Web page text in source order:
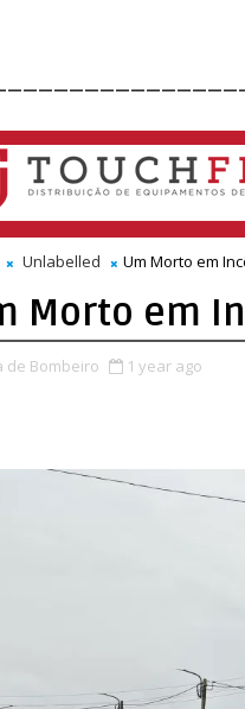
Unlabelled Um Morto em
Morto em
de Bombeiro 1 year ago